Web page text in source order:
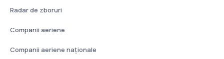
Radar de zboruri
Companii aeriene
Companii aeriene naţionale